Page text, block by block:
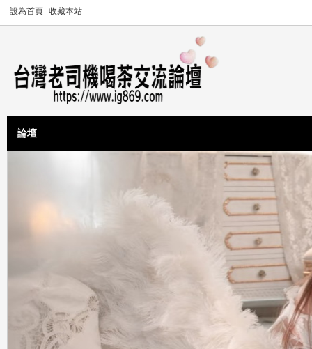
設為首頁 收藏本站
論壇